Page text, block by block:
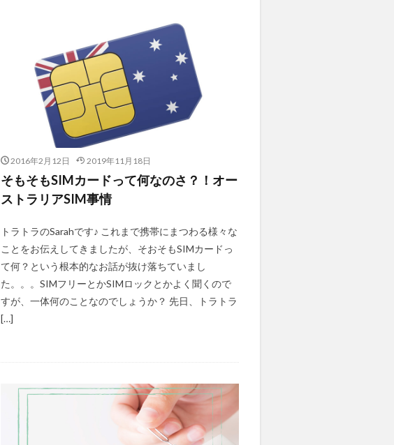
2016年2月12日 2019年11月18日
そもそもSIMカードって何なのさ？！オー
ストラリアSIM事情
トラトラのSarahです♪ これまで携帯にまつわる様々な
ことをお伝えしてきましたが、そおそもSIMカードっ
て何？という根本的なお話が抜け落ちていまし
た。。。SIMフリーとかSIMロックとかよく聞くので
すが、一体何のことなのでしょうか？ 先日、トラトラ
[…]